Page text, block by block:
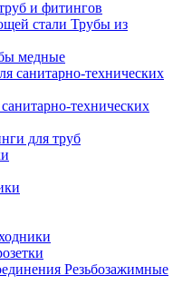
и фитингов
Трубы из
медные
технических
для труб
Резьбозажимные